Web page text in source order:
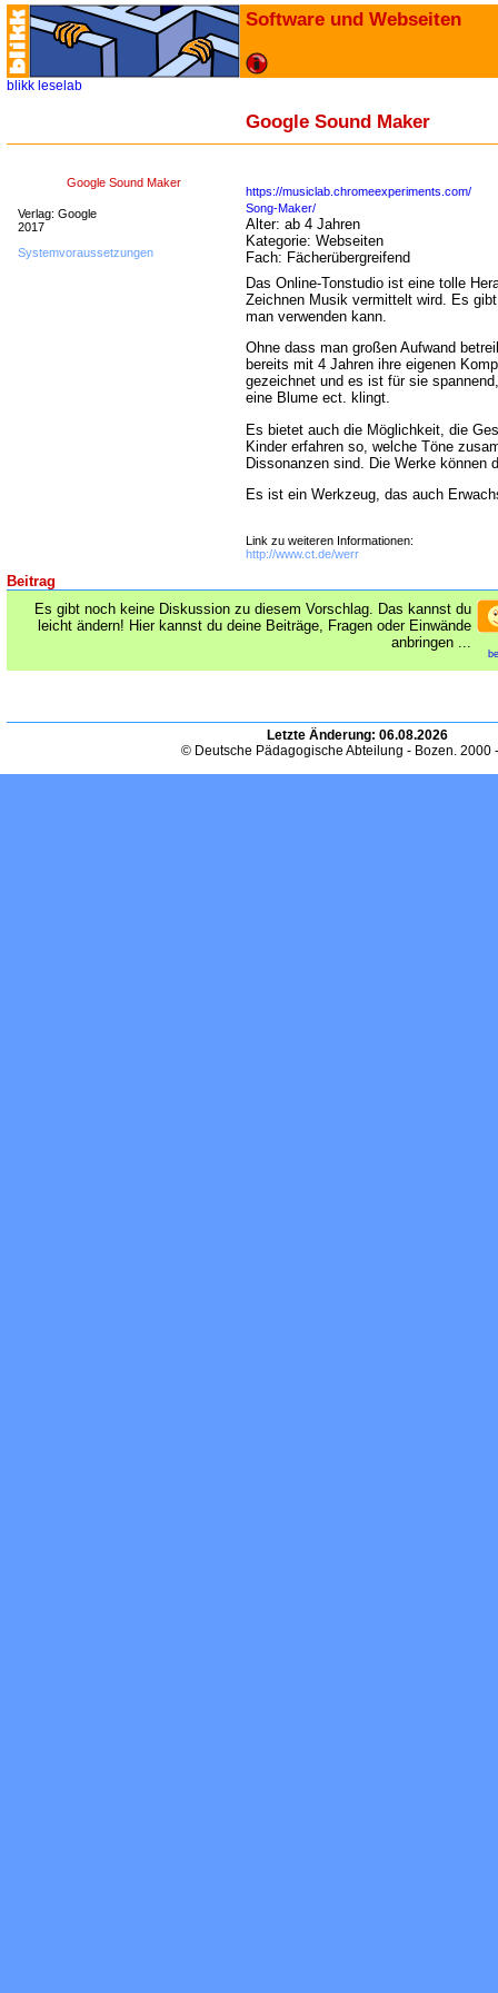
Software und Webseiten
blikk leselab
Google Sound Maker
Google Sound Maker
Verlag: Google
2017
Systemvoraussetzungen
https://musiclab.chromeexperiments.com/
Song-Maker/
Alter: ab 4 Jahren
Kategorie: Webseiten
Fach: Fächerübergreifend
Das Online-Tonstudio ist eine tolle
Zeichnen Musik vermittelt wird. Es
man verwenden kann.
Ohne dass man großen Aufwand
bereits mit 4 Jahren ihre eigenen
gezeichnet und es ist für sie
eine Blume ect. klingt.
Es bietet auch die Möglichkeit, die
Kinder erfahren so, welche Töne
Dissonanzen sind. Die Werke können
Es ist ein Werkzeug, das auch
Link zu weiteren Informationen:
http://www.ct.de/werr
Beitrag
Es gibt noch keine Diskussion zu diesem Vorschlag. Das kannst du
leicht ändern! Hier kannst du deine Beiträge, Fragen oder Einwände
anbringen ...
Letzte Änderung: 06.08.2026
© Deutsche Pädagogische Abteilung - Bozen. 2000